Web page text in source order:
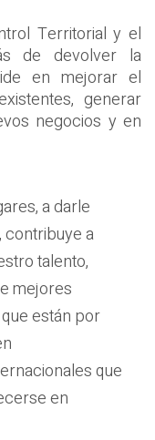
Territorial y el
de devolver la
en mejorar el
generar
negocios y en
a darle
contribuye a
talento,
mejores
están por
que
en